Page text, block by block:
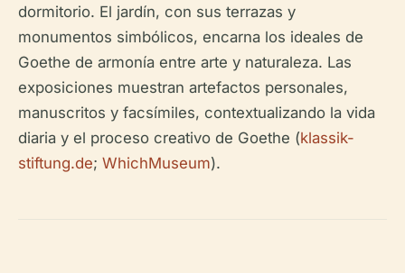
dormitorio. El jardín, con sus terrazas y
monumentos simbólicos, encarna los ideales de
Goethe de armonía entre arte y naturaleza. Las
exposiciones muestran artefactos personales,
manuscritos y facsímiles, contextualizando la vida
diaria y el proceso creativo de Goethe (klassik-
stiftung.de; WhichMuseum).